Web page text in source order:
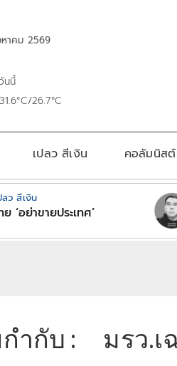
าคม 2569
นนี้
26.7°C
เปลว สีเงิน คอลัมนิสต์
ลว สีเงิน
ย ‘อย่าขายประเทศ’
ำกับ : มรว.